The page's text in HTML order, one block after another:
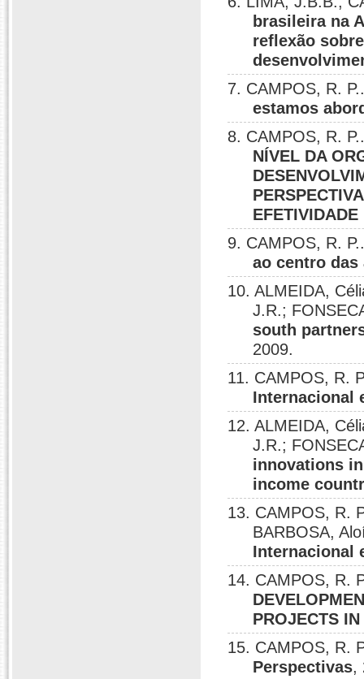
brasileira na
reflexão
7. CAMPOS, R.
estamos
8. CAMPOS, R.
NÍVEL DA
9. CAMPOS, R.
ao centro das
10. ALMEIDA,
J.R.;
south
2009.
11. CAMPOS, R.
Internacional
12. ALMEIDA,
J.R.;
innovations
income
13. CAMPOS, R.
BARBOSA,
Internacional
14. CAMPOS, R.
PROJECTS
15. CAMPOS, R.
Perspectivas,